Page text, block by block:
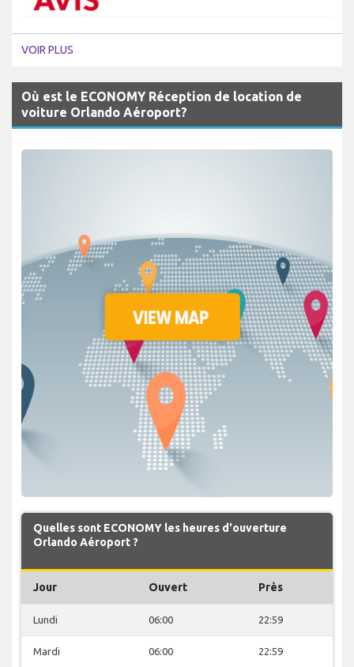
VOIR PLUS
Où est le ECONOMY Réception de location de
voiture Orlando Aéroport?
Quelles sont ECONOMY les heures d'ouverture
Orlando Aéroport ?
Jour Ouvert Près
Lundi 06:00 22:59
Mardi 06:00 22:59